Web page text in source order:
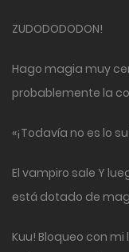
ZUDODODODON!
Hago magia muy
probablemente la
«¡Todavía no es lo
El vampiro sale Y
está dotado de
Kuu! Bloqueo con